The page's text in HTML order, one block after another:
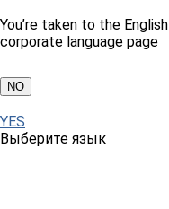
You’re taken to the English
corporate language page
NO
YES
Выберите язык